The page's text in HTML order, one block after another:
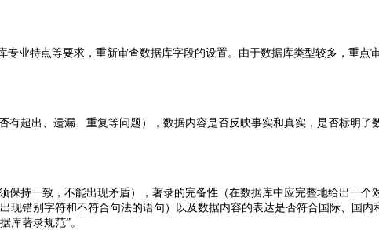
业特点等要求，重新审查数据库字段的设置。由于数据库类型较多，重
超出、遗漏、重复等问题），数据内容是否反映事实和真实，是否标明
持一致，不能出现矛盾），著录的完备性（在数据库中应完整地给出一
现错别字符和不符合句法的语句）以及数据内容的表达是否符合国际、国
库著录规范”。